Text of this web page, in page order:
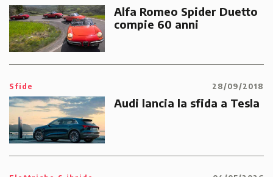
Alfa Romeo Spider Duetto
compie 60 anni
Sfide 28/09/2018
Audi lancia la sfida a Tesla